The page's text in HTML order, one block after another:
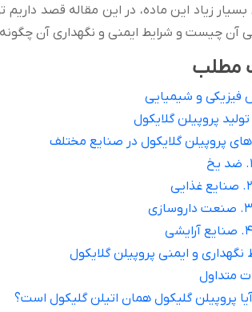
بسیار زیاد این ماده، در این مقاله قصد
آن چیست و شرایط ایمنی و نگهداری آن
مطلب
فیزیکی و شیمیایی
پروپیلن گلایکول
پروپیلن گلایکول در صنایع مختلف
1. ضد یخ
2. صنایع غذایی
3. صنعت داروسازی
4. صنایع آرایشی
نگهداری و ایمنی پروپیلن گلایکول
متداول
آیا پروپیلن گلیکول همان اتیلن گلیکول است؟